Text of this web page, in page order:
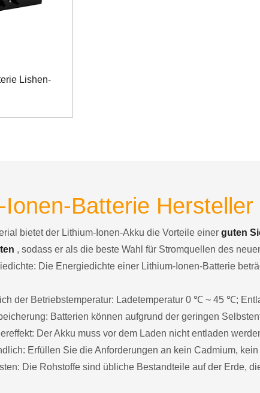
Lishen-
Ionen-Batterie Hersteller
bietet der Lithium-Ionen-Akku die Vorteile einer guten
, sodass er als die beste Wahl für Stromquellen des
Die Energiedichte einer Lithium-Ionen-Batterie
der Betriebstemperatur: Ladetemperatur 0 ℃ ~ 45 ℃;
Batterien können aufgrund der geringen
Der Akku muss vor dem Laden nicht entladen
Erfüllen Sie die Anforderungen an kein Cadmium,
Die Rohstoffe sind übliche Bestandteile auf der Erde,